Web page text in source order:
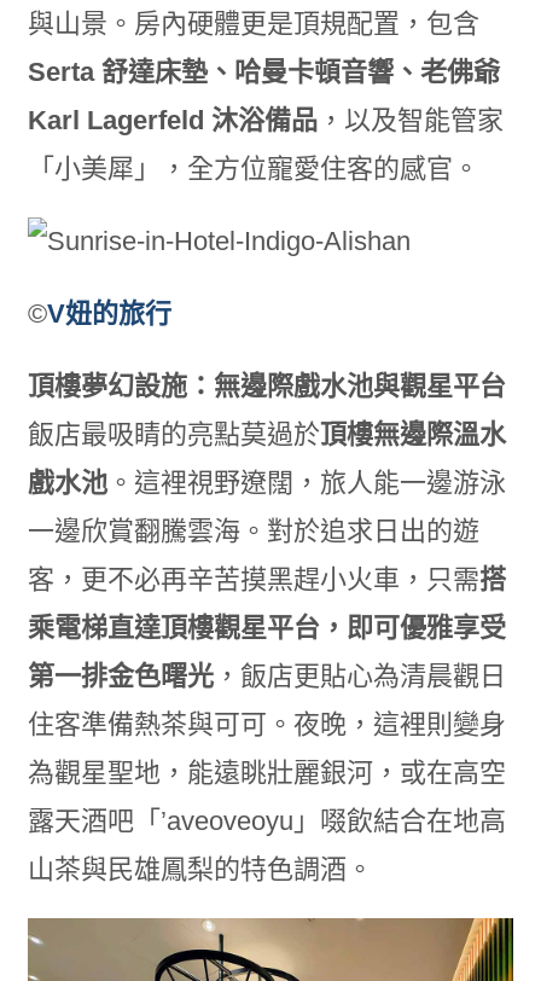
與山景。房內硬體更是頂規配置，包含
Serta 舒達床墊、哈曼卡頓音響、老佛爺
Karl Lagerfeld 沐浴備品，以及智能管家
「小美犀」，全方位寵愛住客的感官。
©V妞的旅行
頂樓夢幻設施：無邊際戲水池與觀星平台
飯店最吸睛的亮點莫過於頂樓無邊際溫水
戲水池。這裡視野遼闊，旅人能一邊游泳
一邊欣賞翻騰雲海。對於追求日出的遊
客，更不必再辛苦摸黑趕小火車，只需搭
乘電梯直達頂樓觀星平台，即可優雅享受
第一排金色曙光，飯店更貼心為清晨觀日
住客準備熱茶與可可。夜晚，這裡則變身
為觀星聖地，能遠眺壯麗銀河，或在高空
露天酒吧「’aveoveoyu」啜飲結合在地高
山茶與民雄鳳梨的特色調酒。